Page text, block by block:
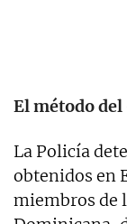
El método
La Policía
obtenidos en
miembros de